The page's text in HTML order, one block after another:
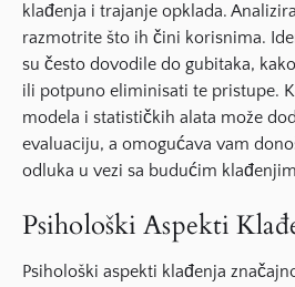
klađenja i trajanje opklada.
razmotrite što ih čini korisnima.
su često dovodile do gubitaka,
ili potpuno eliminisati te pristupe.
modela i statističkih alata može
evaluaciju, a omogućava vam
odluka u vezi sa budućim
Psihološki Aspekti
Psihološki aspekti klađenja